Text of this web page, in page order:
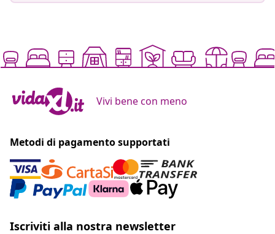
Vivi bene con meno
Metodi di pagamento supportati
Iscriviti alla nostra newsletter